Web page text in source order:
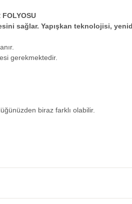
FOLYOSU
sağlar. Yapışkan teknolojisi,
gerekmektedir.
biraz farklı olabilir.